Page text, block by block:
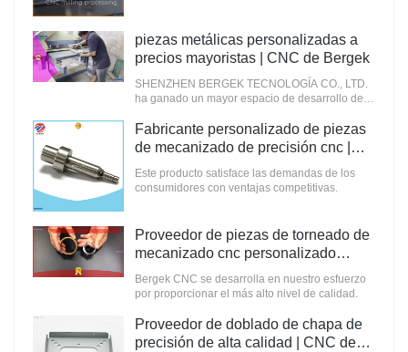
piezas metálicas personalizadas a
precios mayoristas | CNC de Bergek
SHENZHEN BERGEK TECNOLOGÍA CO., LTD.
ha ganado un mayor espacio de desarrollo de
Fabricante personalizado de piezas
de mecanizado de precisión cnc |
CNC de Bergek
Este producto satisface las demandas de los
consumidores con ventajas competitivas.
Proveedor de piezas de torneado de
mecanizado cnc personalizado
Fabricante | CNC de Bergek
Bergek CNC se desarrolla en nuestro esfuerzo
por proporcionar el más alto nivel de calidad.
Proveedor de doblado de chapa de
precisión de alta calidad | CNC de